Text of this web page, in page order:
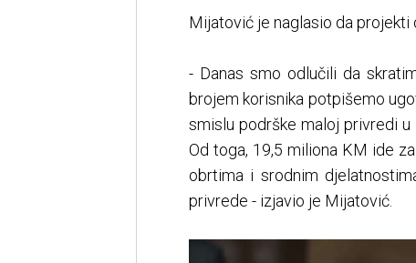
Mijatović je naglasio da projekti
- Danas smo odlučili da
brojem korisnika potpišemo
smislu podrške maloj privredi
Od toga, 19,5 miliona KM ide
obrtima i srodnim
privrede - izjavio je Mijatović.